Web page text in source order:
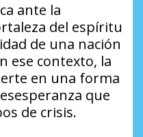
ante la
del espíritu
de una nación
ese contexto, la
en una forma
que
de crisis.